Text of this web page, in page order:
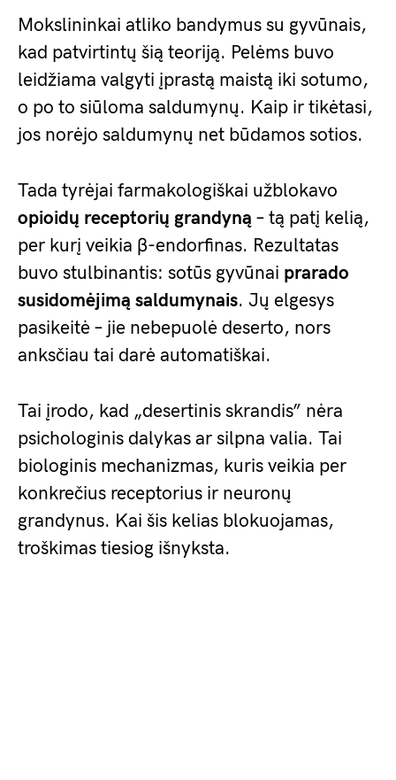
Mokslininkai atliko bandymus su gyvūnais,
kad patvirtintų šią teoriją. Pelėms buvo
leidžiama valgyti įprastą maistą iki sotumo,
o po to siūloma saldumynų. Kaip ir tikėtasi,
jos norėjo saldumynų net būdamos sotios.
Tada tyrėjai farmakologiškai užblokavo
opioidų receptorių grandyną – tą patį kelią,
per kurį veikia β-endorfinas. Rezultatas
buvo stulbinantis: sotūs gyvūnai prarado
susidomėjimą saldumynais. Jų elgesys
pasikeitė – jie nebepuolė deserto, nors
anksčiau tai darė automatiškai.
Tai įrodo, kad „desertinis skrandis” nėra
psichologinis dalykas ar silpna valia. Tai
biologinis mechanizmas, kuris veikia per
konkrečius receptorius ir neuronų
grandynus. Kai šis kelias blokuojamas,
troškimas tiesiog išnyksta.